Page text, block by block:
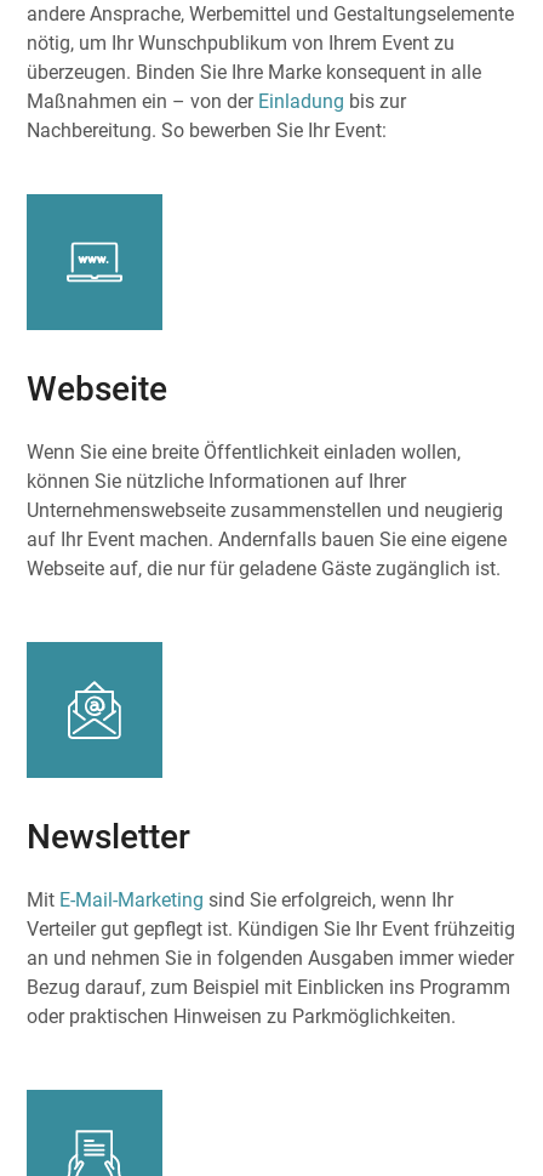
andere Ansprache, Werbemittel und Gestaltungselemente
nötig, um Ihr Wunschpublikum von Ihrem Event zu
überzeugen. Binden Sie Ihre Marke konsequent in alle
Maßnahmen ein – von der Einladung bis zur
Nachbereitung. So bewerben Sie Ihr Event:
Webseite
Wenn Sie eine breite Öffentlichkeit einladen wollen,
können Sie nützliche Informationen auf Ihrer
Unternehmenswebseite zusammenstellen und neugierig
auf Ihr Event machen. Andernfalls bauen Sie eine eigene
Webseite auf, die nur für geladene Gäste zugänglich ist.
Newsletter
Mit E-Mail-Marketing sind Sie erfolgreich, wenn Ihr
Verteiler gut gepflegt ist. Kündigen Sie Ihr Event frühzeitig
an und nehmen Sie in folgenden Ausgaben immer wieder
Bezug darauf, zum Beispiel mit Einblicken ins Programm
oder praktischen Hinweisen zu Parkmöglichkeiten.